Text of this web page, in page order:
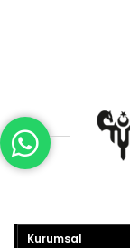
Kurumsal